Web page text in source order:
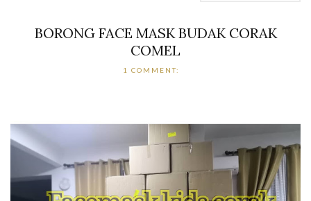
BORONG FACE MASK BUDAK CORAK
COMEL
1 COMMENT: